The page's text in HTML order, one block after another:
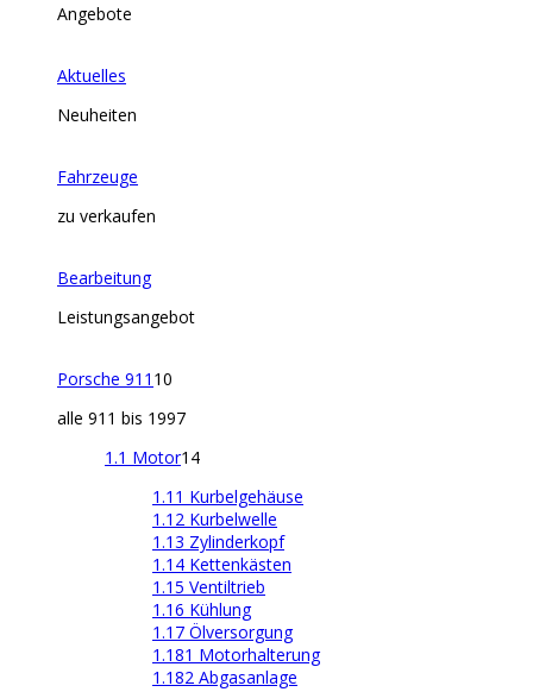
Angebote
Aktuelles
Neuheiten
Fahrzeuge
zu verkaufen
Bearbeitung
Leistungsangebot
Porsche 911 10
alle 911 bis 1997
1.1 Motor14
1.11 Kurbelgehäuse
1.12 Kurbelwelle
1.13 Zylinderkopf
1.14 Kettenkästen
1.15 Ventiltrieb
1.16 Kühlung
1.17 Ölversorgung
1.181 Motorhalterung
1.182 Abgasanlage